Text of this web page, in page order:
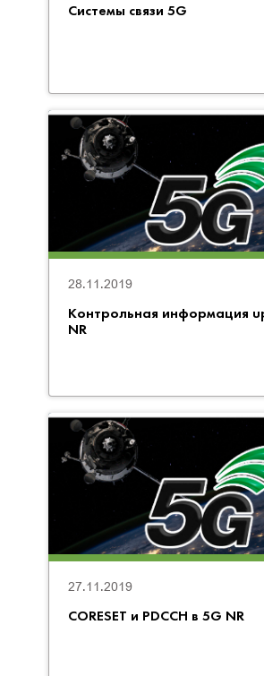
Cистемы связи 5G
Контрольная информация
NR
28.11.2019
CORESET и PDCCH в 5G NR
27.11.2019